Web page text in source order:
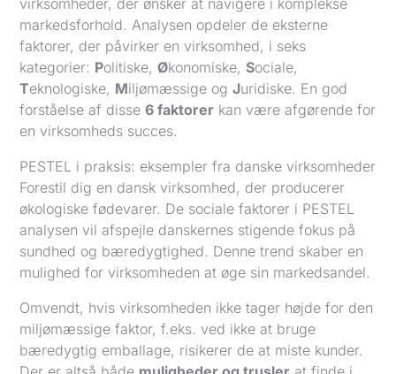
markedsforhold. Analysen opdeler de eksterne
faktorer, der påvirker en virksomhed, i seks
kategorier: Politiske,Økonomiske, Sociale,
Teknologiske, Miljømæssige ogJuridiske. En god
forståelse af disse6 faktorer kan være afgørende for
en virksomheds succes.
PESTEL i praksis: eksempler fra danske virksomheder
Forestil dig en dansk virksomhed, der producerer
økologiske fødevarer. De sociale faktorer i PESTEL
analysen vil afspejle danskernes stigende fokus på
sundhed og bæredygtighed. Denne trend skaber en
mulighed for virksomheden at øge sin markedsandel.
Omvendt, hvis virksomheden ikke tager højde for den
miljømæssige faktor, f.eks. ved ikke at bruge
bæredygtig emballage, risikerer de at miste kunder.